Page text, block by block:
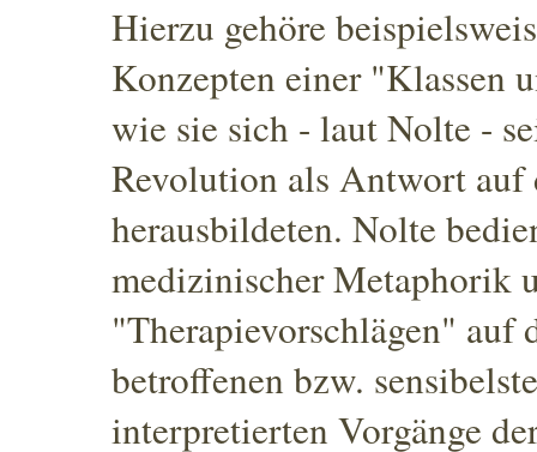
Hierzu gehöre
Konzepten einer "Klassen
wie sie sich - laut Nolte -
Revolution als Antwort auf
herausbildeten. Nolte
medizinischer Metaphorik
"Therapievorschlägen" auf
betroffenen bzw.
interpretierten Vorgänge